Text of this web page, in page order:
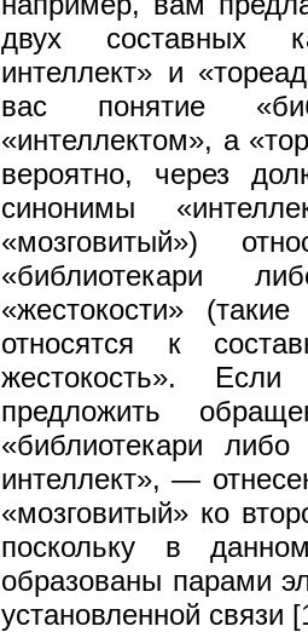
двух составных
интеллект» и
вас понятие
«интеллектом», а
вероятно, через
синонимы
«мозговитый»)
«библиотекари
«жестокости»
относятся к
жестокость».
предложить
«библиотекари
интеллект», —
«мозговитый» ко
поскольку в
образованы парами
установленной связи